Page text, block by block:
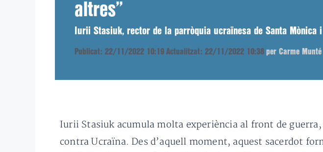
altres”
Iurii Stasiuk, rector de la parròquia ucraïnesa de Santa
Publicat: 22/11/2022 10:19 Actualitzat: 22/11/2022 10:38 per Carme
Iurii Stasiuk acumula molta experiència al front de guerra,
contra Ucraïna. Des d’aquell moment, aquest sacerdot